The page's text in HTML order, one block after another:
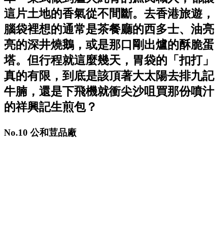
這片土地的香氣從不間斷。去香港旅遊，
腦袋裡想的通常是茶餐廳的西多士、油亮
亮的深井燒鵝，或是那口剛出爐的酥脆蛋
塔。但行程就這麼幾天，胃袋的「扣打」
真的有限，到底是該頂著大太陽去排九記
牛腩，還是下飛機就衝尖沙咀買那份噴汁
的祥興記生煎包？
No.10 公和荳品廠